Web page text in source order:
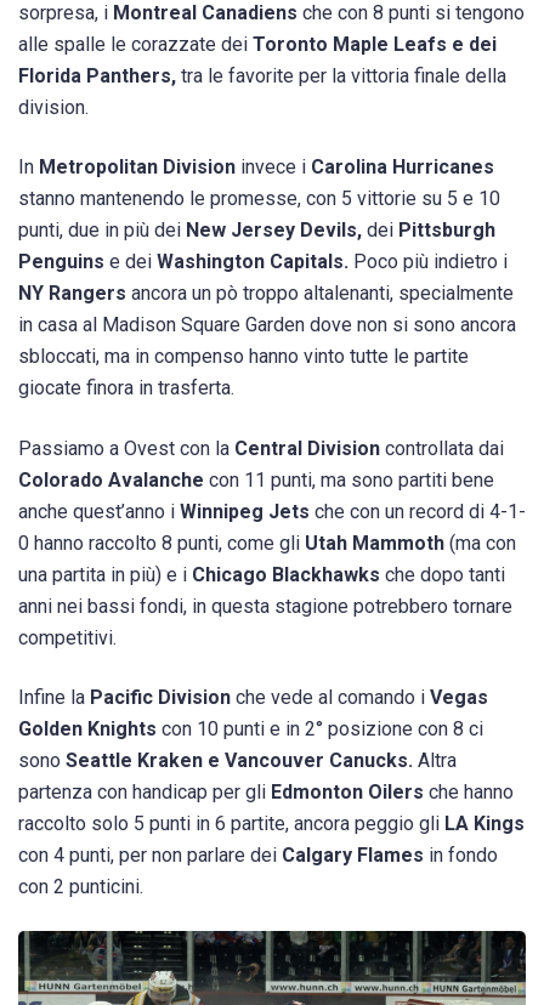
sorpresa, i Montreal Canadiens che con 8 punti si tengono
alle spalle le corazzate dei Toronto Maple Leafs e dei
Florida Panthers, tra le favorite per la vittoria finale della
division.
In Metropolitan Division invece i Carolina Hurricanes
stanno mantenendo le promesse, con 5 vittorie su 5 e 10
punti, due in più dei New Jersey Devils, dei Pittsburgh
Penguins e dei Washington Capitals. Poco più indietro i
NY Rangers ancora un pò troppo altalenanti, specialmente
in casa al Madison Square Garden dove non si sono ancora
sbloccati, ma in compenso hanno vinto tutte le partite
giocate finora in trasferta.
Passiamo a Ovest con la Central Division controllata dai
Colorado Avalanche con 11 punti, ma sono partiti bene
anche quest’anno i Winnipeg Jets che con un record di 4-1-
0 hanno raccolto 8 punti, come gli Utah Mammoth (ma con
una partita in più) e i Chicago Blackhawks che dopo tanti
anni nei bassi fondi, in questa stagione potrebbero tornare
competitivi.
Infine la Pacific Division che vede al comando i Vegas
Golden Knights con 10 punti e in 2° posizione con 8 ci
sono Seattle Kraken e Vancouver Canucks. Altra
partenza con handicap per gli Edmonton Oilers che hanno
raccolto solo 5 punti in 6 partite, ancora peggio gli LA Kings
con 4 punti, per non parlare dei Calgary Flames in fondo
con 2 punticini.